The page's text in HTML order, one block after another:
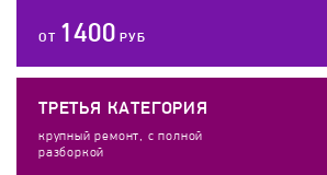
ОТ 1400 РУБ
ТРЕТЬЯ КАТЕГОРИЯ
крупный ремонт, с полной
разборкой